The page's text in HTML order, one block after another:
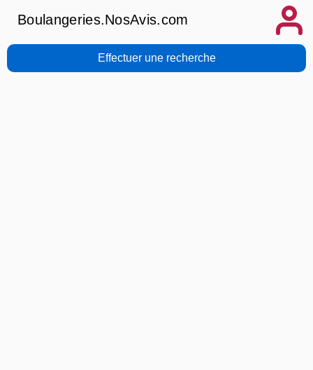
Boulangeries.NosAvis.com
Effectuer une recherche